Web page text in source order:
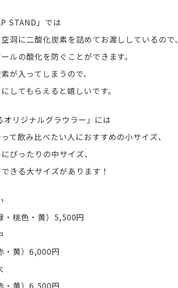
STAND」では
洞に二酸化炭素を詰めてお渡ししているので、
ルの酸化を防ぐことができます。
が入ってしまうので、
してもらえると嬉しいです。
リジナルグラウラー」には
て飲み比べたい人におすすめの小サイズ、
ぴったりの中サイズ、
きる大サイズがあります！
桃色・黄）5,500円
・黄）6,000円